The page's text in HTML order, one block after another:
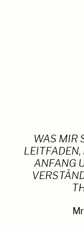
WAS MIR
ANFANG